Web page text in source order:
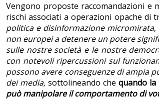
Vengono proposte raccomandazioni
rischi associati a operazioni opache
politica e disinformazione micromirata,
non europei adetenere un potere
sulle nostre società e le nostre
con notevoli ripercussioni sul
possono avere conseguenze di ampia
dei media, sottolineando che quando
può manipolare il comportamento di